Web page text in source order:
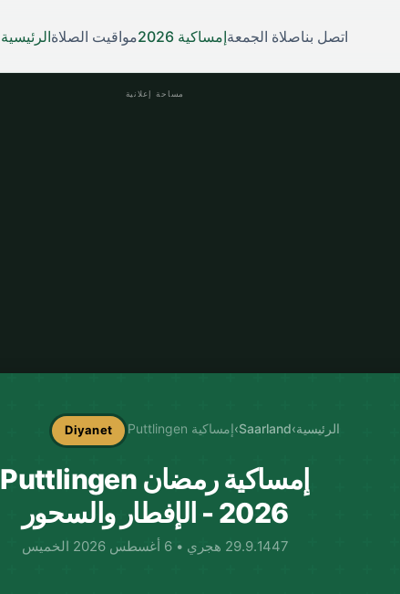
الرئيسيةمواقيت الصلاة إمساكية 2026صلاة الجمعةاتصل بنا
مساحة إعلانية
الرئيسية›
Saarland
›إمساكية Puttlingen Diyanet
إمساكية رمضان Puttlingen
2026 - الإفطار والسحور
29.9.1447 هجري • 6 أغسطس 2026 الخميس